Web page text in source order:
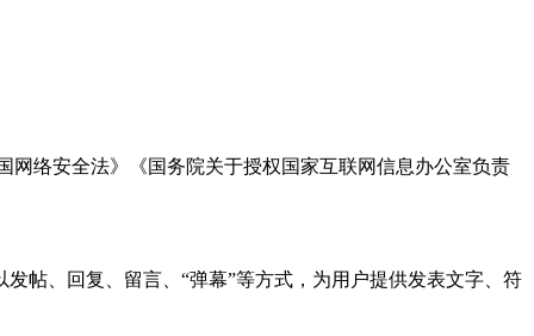
络安全法》《国务院关于授权国家互联网信息办公室负责
帖、回复、留言、“弹幕”等方式，为用户提供发表文字、符